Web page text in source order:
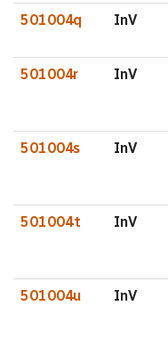
501004q InV
501004r InV
501004s InV
501004t InV
501004u InV